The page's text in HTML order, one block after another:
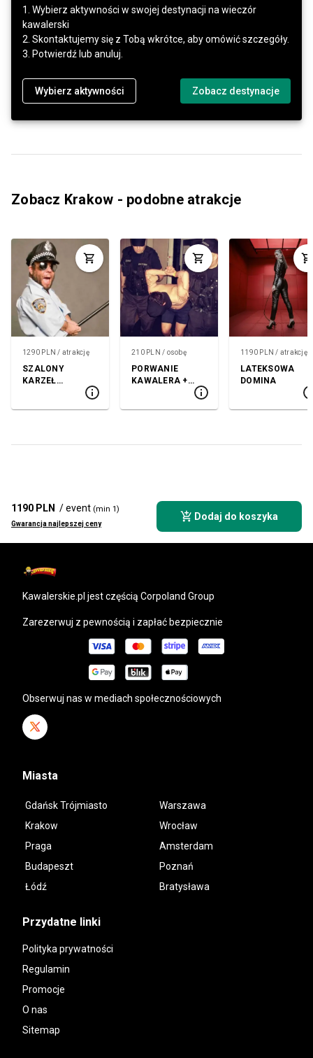
1. Wybierz aktywności w swojej destynacji na wieczór
kawalerski
2. Skontaktujemy się z Tobą wkrótce, aby omówić szczegóły.
3. Potwierdź lub anuluj.
Wybierz aktywności Zobacz destynacje
Zobacz Krakow - podobne atrakcje
1290 PLN / atrakcję
SZALONY
KARZEŁ
210 PLN / osobę
PORWANIE
KAWALERA +
1190 PLN / atrakcję
LATEKSOWA
DOMINA
1190 PLN / event (min 1)
Gwarancja najlepszej ceny
Dodaj do koszyka
kawalerskie.pl jest częścią Corpoland Group
Zarezerwuj z pewnością i zapłać bezpiecznie
Obserwuj nas w mediach społecznościowych
Miasta
Gdańsk Trójmiasto
Warszawa
Krakow
Wrocław
Praga
Amsterdam
Budapeszt
Poznań
Łódź
Bratysława
Przydatne linki
Polityka prywatności
Regulamin
Promocje
O nas
Sitemap